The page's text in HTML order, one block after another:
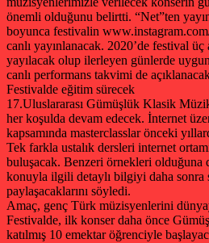
önemli olduğunu belirtti. “Net”ten
boyunca festivalin
canlı yayınlanacak. 2020’de festival
yayılacak olup ilerleyen günlerde
canlı performans takvimi de
Festivalde eğitim sürecek
17.Uluslararası Gümüşlük Klasik
her koşulda devam edecek. İnternet
kapsamında masterclasslar önceki
Tek farkla ustalık dersleri internet
buluşacak. Benzeri örnekleri olduğuna
konuyla ilgili detaylı bilgiyi daha sonra
paylaşacaklarını söyledi.
Amaç, genç Türk müzisyenlerini
Festivalde, ilk konser daha önce
katılmış 10 emektar öğrenciyle